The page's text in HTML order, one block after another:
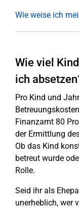
Wie weise ich
Wie viel
ich
Pro Kind und
Finanzamt 80
der Ermittlung
Ob das Kind
betreut wurde
Rolle.
Seid ihr als
unerheblich, wer